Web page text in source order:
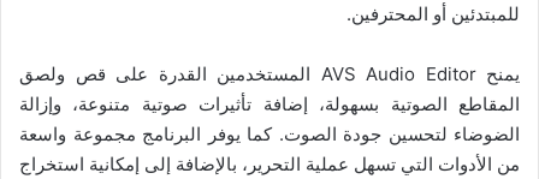
للمبتدئين أو المحترفين.
يمنح AVS Audio Editor المستخدمين القدرة على قص ولصق
المقاطع الصوتية بسهولة، إضافة تأثيرات صوتية متنوعة، وإزالة
الضوضاء لتحسين جودة الصوت. كما يوفر البرنامج مجموعة واسعة
من الأدوات التي تسهل عملية التحرير، بالإضافة إلى إمكانية استخراج